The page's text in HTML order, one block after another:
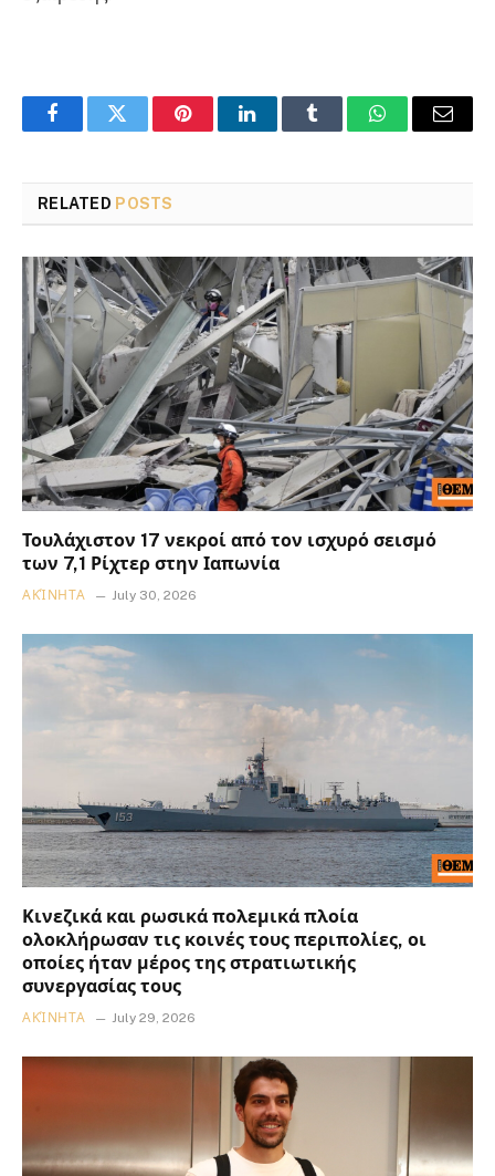
FacebookTwitter PinterestLinkedInTumblr WhatsAppEmail
RELATED POSTS
Τουλάχιστον 17 νεκροί από τον ισχυρό σεισμό
των 7,1 Ρίχτερ στην Ιαπωνία
ΑΚΊΝΗΤΑ July 30, 2026
Κινεζικά και ρωσικά πολεμικά πλοία
ολοκλήρωσαν τις κοινές τους περιπολίες, οι
οποίες ήταν μέρος της στρατιωτικής
συνεργασίας τους
ΑΚΊΝΗΤΑ July 29, 2026